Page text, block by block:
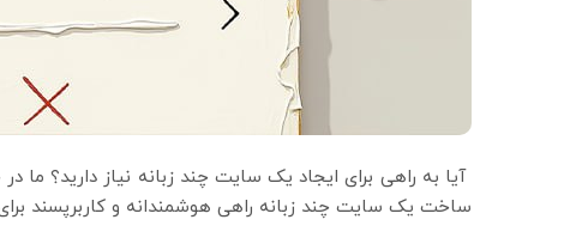
آیا به راهی برای ایجاد یک سایت چند زبانه نیاز دارید؟
ساخت یک سایت چند زبانه راهی هوشمندانه و کاربرپسند